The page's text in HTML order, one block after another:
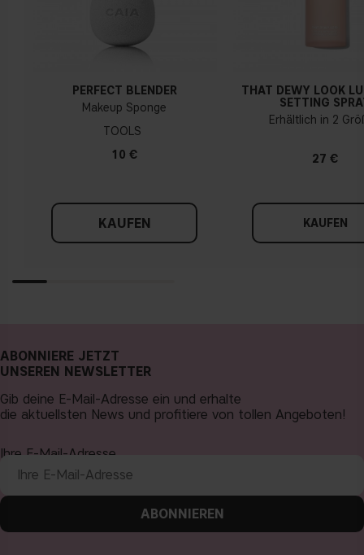
PERFECT BLENDER
Makeup Sponge
TOOLS
10 €
KAUFEN
THAT DEWY LOOK
SETTING
Erhältlich in 2
27 €
KAUFEN
ABONNIERE JETZT
UNSEREN NEWSLETTER
Gib deine E-Mail-Adresse ein und erhalte
die aktuellsten News und profitiere von tollen Angeboten!
Ihre E-Mail-Adresse
ABONNIEREN